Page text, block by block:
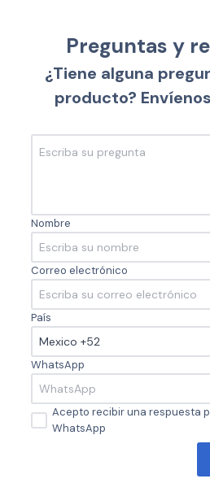
Preguntas y
¿Tiene alguna
producto?
Nombre
Correo electrónico
País
WhatsApp
Acepto recibir una respuesta
WhatsApp